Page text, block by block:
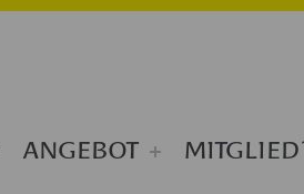
ANGEBOT